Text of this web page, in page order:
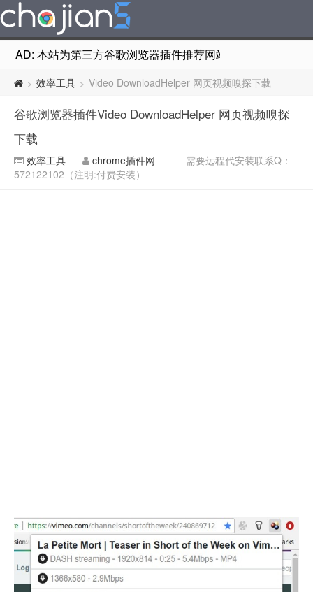
AD: 本站为第三方谷歌浏览器插件推荐网站，非Google
> 效率工具 > Video DownloadHelper 网页视频嗅探下载
谷歌浏览器插件Video DownloadHelper 网页视频嗅探
下载
效率工具 chrome插件网
需要远程代安装联系Q：
572122102（注明:付费安装）